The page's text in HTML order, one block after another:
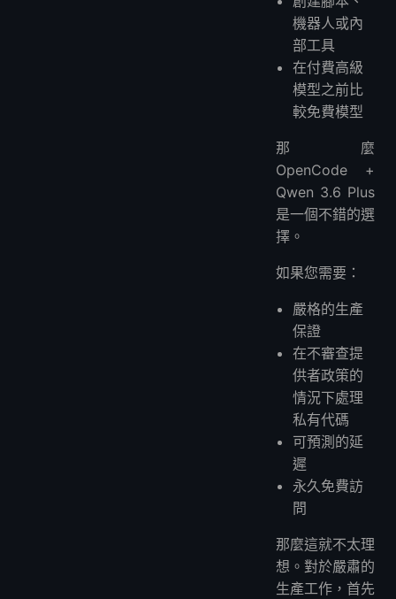
機器人或內
部工具
在付費高級
模型之前比
較免費模型
那麼
OpenCode +
Qwen 3.6 Plus
是一個不錯的選
擇。
如果您需要：
嚴格的生產
保證
在不審查提
供者政策的
情況下處理
私有代碼
可預測的延
遲
永久免費訪
問
那麼這就不太理
想。對於嚴肅的
生產工作，首先